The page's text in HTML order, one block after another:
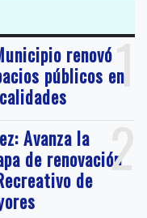
1
renovó
públicos en
2
Avanza la
de renovación
de